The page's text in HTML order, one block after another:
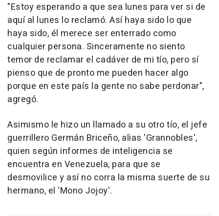
"Estoy esperando a que sea lunes para ver si de
aquí al lunes lo reclamó. Así haya sido lo que
haya sido, él merece ser enterrado como
cualquier persona. Sinceramente no siento
temor de reclamar el cadáver de mi tío, pero sí
pienso que de pronto me pueden hacer algo
porque en este país la gente no sabe perdonar",
agregó.
Asimismo le hizo un llamado a su otro tío, el jefe
guerrillero Germán Briceño, alias 'Grannobles',
quien según informes de inteligencia se
encuentra en Venezuela, para que se
desmovilice y así no corra la misma suerte de su
hermano, el 'Mono Jojoy'.